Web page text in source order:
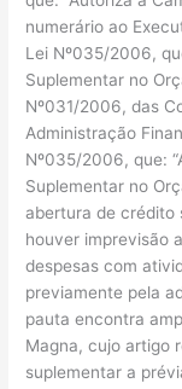
numerário ao
Lei Nº035/2006,
Suplementar no
Nº031/2006, das
Administração
Nº035/2006, que:
Suplementar no
abertura de crédito
houver imprevisão
despesas com
previamente pela
pauta encontra
Magna, cujo artigo
suplementar a